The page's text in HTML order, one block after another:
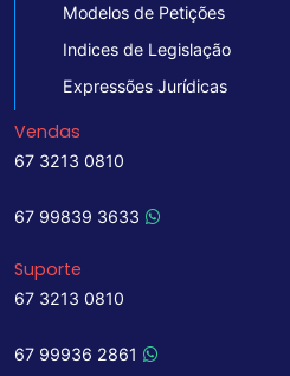
Modelos de Petições
Indices de Legislação
Expressões Jurídicas
Vendas
67 3213 0810
67 99839 3633
Suporte
67 3213 0810
67 99936 2861